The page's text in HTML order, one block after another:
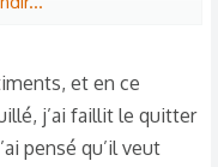
et en ce
j’ai faillit le quitter
pensé qu’il veut